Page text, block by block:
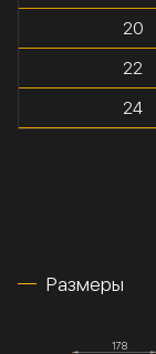
20
22
24
Размеры
178